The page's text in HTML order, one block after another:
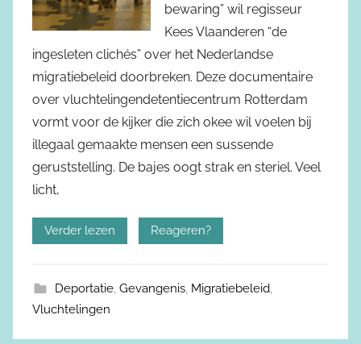
bewaring” wil regisseur
Kees Vlaanderen “de
ingesleten clichés” over het Nederlandse
migratiebeleid doorbreken. Deze documentaire
over vluchtelingendetentiecentrum Rotterdam
vormt voor de kijker die zich okee wil voelen bij
illegaal gemaakte mensen een sussende
geruststelling. De bajes oogt strak en steriel. Veel
licht,
Verder lezen Reageren?
Deportatie, Gevangenis, Migratiebeleid,
Vluchtelingen